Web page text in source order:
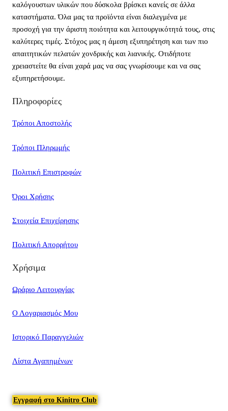
καλόγουστων υλικών που δύσκολα βρίσκει κανείς σε άλλα
καταστήματα. Όλα μας τα προϊόντα είναι διαλεγμένα με
προσοχή για την άριστη ποιότητα και λειτουργικότητά τους, στις
καλύτερες τιμές. Στόχος μας η άμεση εξυπηρέτηση και των πιο
απαιτητικών πελατών χονδρικής και λιανικής. Οτιδήποτε
χρειαστείτε θα είναι χαρά μας να σας γνωρίσουμε και να σας
εξυπηρετήσουμε.
Πληροφορίες
Τρόποι Αποστολής
Τρόποι Πληρωμής
Πολιτική Επιστροφών
Όροι Χρήσης
Στοιχεία Επιχείρησης
Πολιτική Απορρήτου
Χρήσιμα
Ωράριο Λειτουργίας
Ο Λογαριασμός Μου
Ιστορικό Παραγγελιών
Λίστα Αγαπημένων
Εγγραφή στο Kinitro Club